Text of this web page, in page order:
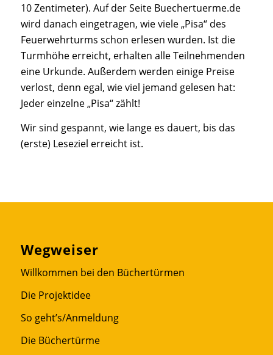
10 Zentimeter). Auf der Seite Buechertuerme.de
wird danach eingetragen, wie viele „Pisa“ des
Feuerwehrturms schon erlesen wurden. Ist die
Turmhöhe erreicht, erhalten alle Teilnehmenden
eine Urkunde. Außerdem werden einige Preise
verlost, denn egal, wie viel jemand gelesen hat:
Jeder einzelne „Pisa“ zählt!
Wir sind gespannt, wie lange es dauert, bis das
(erste) Leseziel erreicht ist.
Wegweiser
Willkommen bei den Büchertürmen
Die Projektidee
So geht’s/Anmeldung
Die Büchertürme